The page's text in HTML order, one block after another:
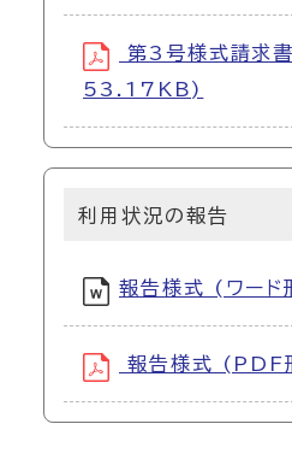
第3号様式請求
53.17KB)
利用状況の報告
報告様式 (ワー
報告様式